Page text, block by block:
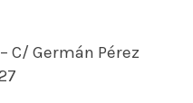
C/ Germán Pérez